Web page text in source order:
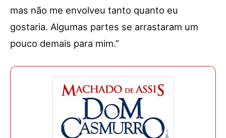
mas não me envolveu tanto quanto eu
gostaria. Algumas partes se arrastaram um
pouco demais para mim.”